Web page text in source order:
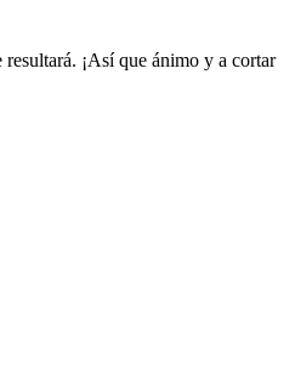
¡Así que ánimo y a cortar